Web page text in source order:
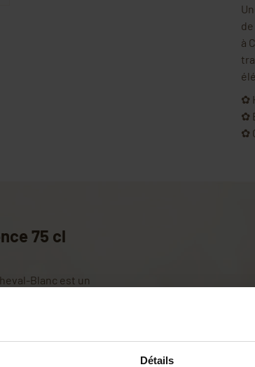
Détails
à
✿
✿
✿
75 cl
Blanc est un
de cette magnifique